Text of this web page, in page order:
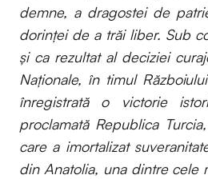
demne, a dragostei de
dorinței de a trăi liber. Sub
și ca rezultat al deciziei
Naționale, în timul
înregistrată o victorie
proclamată Republica
care a imortalizat
din Anatolia, una dintre cele